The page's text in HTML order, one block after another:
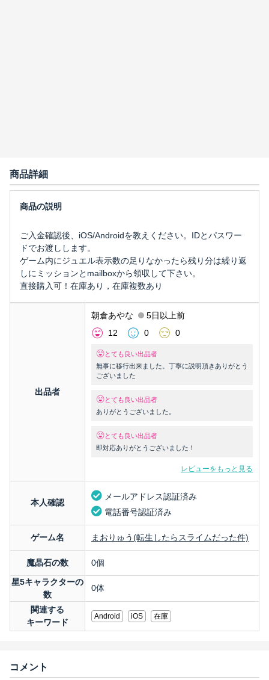
商品詳細
ご入金確認後、iOS/Androidを教えください。IDとパスワー
ドでお渡しします。
ゲーム内にジュエル表示数の足りなかったら残り分は繰り返
しにミッションとmailboxから領収して下さい。
直接購入可！在庫あり，在庫複数あり
出品者
朝倉あやな
5日以上前
12
0 0
とても良い出品者
無事に移行出来ました。丁寧に説明頂きありがとう
ございました
とても良い出品者
ありがとうございました。
とても良い出品者
即対応ありがとうございました！
レビューをもっと見る
本人確認
メールアドレス認証済み
電話番号認証済み
ゲーム名 まおりゅう(転生したらスライムだった件)
魔晶石の数
0個
星5キャラクターの
数
0体
関連する
キーワード
Android iOS 在庫
コメント